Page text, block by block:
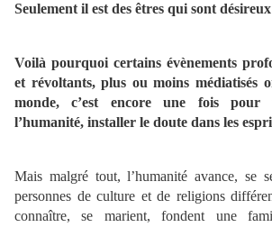
Seulement il est des êtres qui sont
Voilà pourquoi certains évènements
et révoltants, plus ou moins médiatisés
monde, c’est encore une fois
l’humanité, installer le doute dans les
Mais malgré tout, l’humanité avance, se
personnes de culture et de religions
connaître, se marient, fondent une